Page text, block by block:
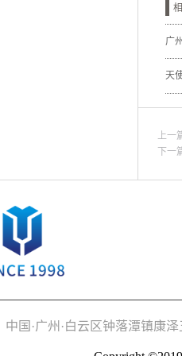
广
天
上一
下一
中国·广州·白云区钟落潭镇康